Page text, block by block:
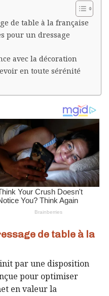
de table à la française
pour un dressage
avec la décoration
en toute sérénité
de table à la
par une disposition
pour optimiser
en valeur la